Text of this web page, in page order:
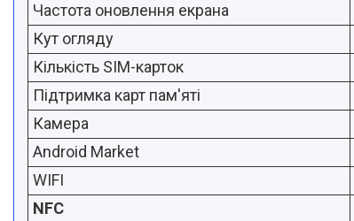
Частота оновлення екрана
Кут огляду
Кількість SIM-карток
Підтримка карт пам'яті
Камера
Android Market
WIFI
NFC